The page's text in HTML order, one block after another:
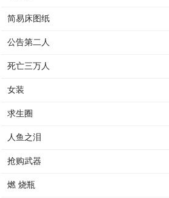
简易床图纸
公告第二人
死亡三万人
女装
求生圈
人鱼之泪
抢购武器
燃 烧瓶